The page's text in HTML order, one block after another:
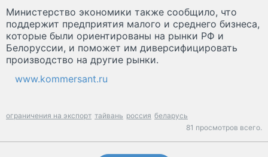
Министерство экономики также сообщило, что
поддержит предприятия малого и среднего бизнеса,
которые были ориентированы на рынки РФ и
Белоруссии, и поможет им диверсифицировать
производство на другие рынки.
www.kommersant.ru
ограничения на экспорт тайвань россия беларусь
81 просмотров всего.